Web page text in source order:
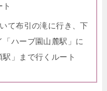
いて布引の滝に行き、下
ハーブ園山麓駅」に
」まで行くルート